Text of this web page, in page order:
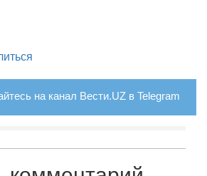
на канал Вести.UZ в Telegram